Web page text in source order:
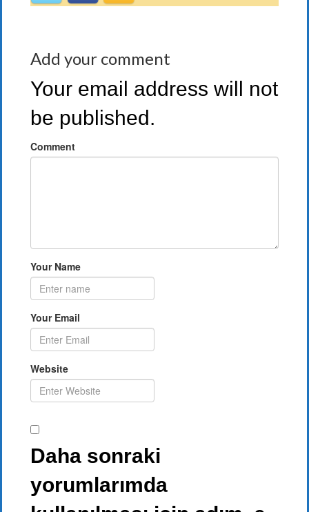
Add your comment
Your email address will not
be published.
Comment
Your Name
Your Email
Website
Daha sonraki
yorumlarımda